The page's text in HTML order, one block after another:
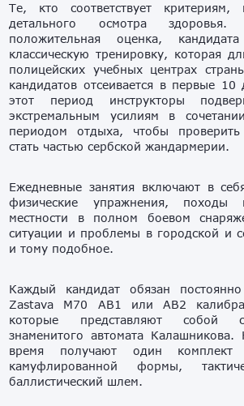
Те, кто соответствует критериям,
детального осмотра
положительная оценка,
классическую тренировку, которая
полицейских учебных центрах
кандидатов отсеивается в первые
этот период инструкторы
экстремальным усилиям в
периодом отдыха, чтобы
стать частью сербской жандармерии.
Ежедневные занятия включают в
физические упражнения, походы
местности в полном боевом
ситуации и проблемы в городской и
и тому подобное.
Каждый кандидат обязан
Zastava M70 AB1 или AB2
которые представляют собой
знаменитого автомата
время получают один комплект
камуфлированной формы,
баллистический шлем.